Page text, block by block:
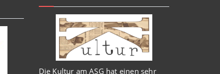
Die Kultur am ASG hat einen sehr